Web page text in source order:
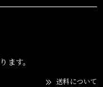
ます。
送料について